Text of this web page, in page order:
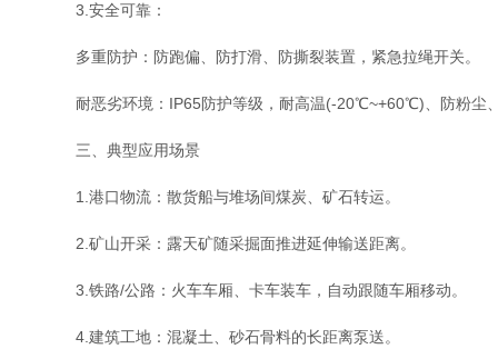
3.​​安全可靠​​：
​​多重防护​​：防跑偏、防打滑、防撕裂装置，紧急拉绳开关。
耐恶劣环境​​：IP65防护等级，耐高温(-20℃~+60℃)、防粉尘
三、​​典型应用场景​​
​​1.港口物流​​：散货船与堆场间煤炭、矿石转运。
2​​.矿山开采​​：露天矿随采掘面推进延伸输送距离。
3​​.铁路/公路​​：火车车厢、卡车装车，自动跟随车厢移动。
​​4.建筑工地​​：混凝土、砂石骨料的长距离泵送。